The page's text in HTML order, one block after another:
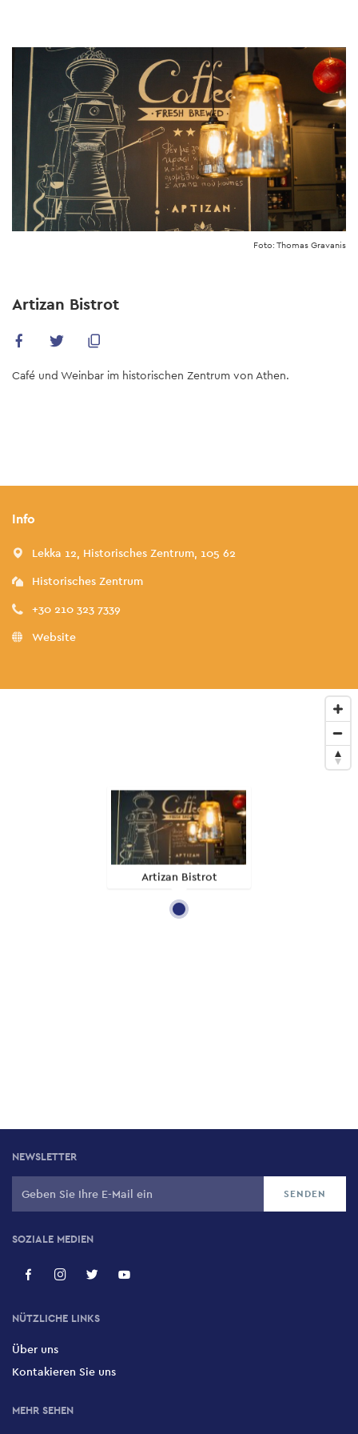
to
main
content
Foto: Thomas Gravanis
Artizan Bistrot
Café und Weinbar im historischen Zentrum von Athen.
Info
Lekka 12, Historisches Zentrum, 105 62
Historisches Zentrum
+30 210 323 7339
Website
Artizan Bistrot
NEWSLETTER
SOZIALE MEDIEN
NÜTZLICHE LINKS
Über uns
Kontakieren Sie uns
MEHR SEHEN